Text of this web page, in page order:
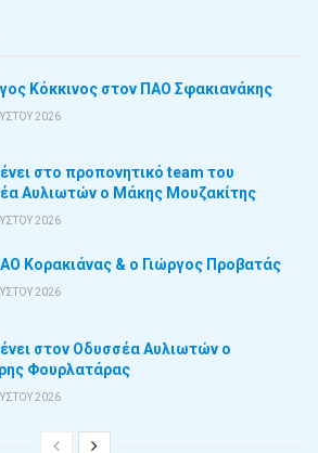
Κόκκινος στον ΠΑΟ Σφακιανάκης
2026
στο προπονητικό team του
Αυλιωτών ο Μάκης Μουζακίτης
2026
Κορακιάνας & ο Γιώργος Προβατάς
2026
στον Οδυσσέα Αυλιωτών ο
Φουρλατάρας
2026